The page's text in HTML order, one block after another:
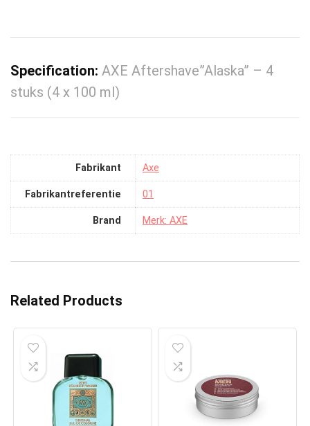
Specification: AXE Aftershave”Alaska” – 4
stuks (4 x 100 ml)
Fabrikant ‎Axe
Fabrikantreferentie ‎01
Brand Merk: AXE
Related Products